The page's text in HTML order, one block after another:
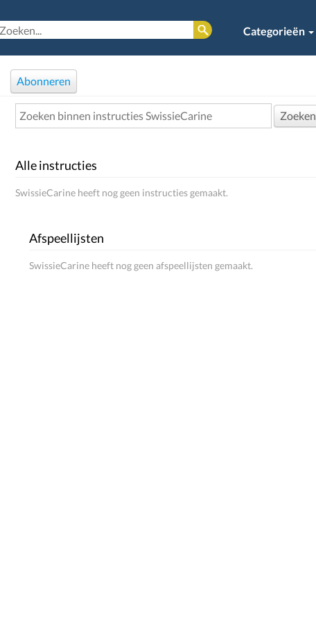
Categorieën
Abonneren
Zoeken
Alle instructies
SwissieCarine heeft nog geen instructies gemaakt.
Afspeellijsten
SwissieCarine heeft nog geen afspeellijsten gemaakt.